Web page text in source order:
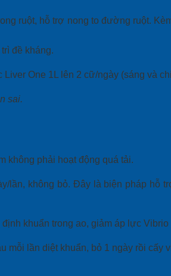
ruột, hỗ trợ nong to đường ruột.
đề kháng.
One 1L lên 2 cữ/ngày (sáng và
sai.
không phải hoạt động quá tải.
lần, không bỏ. Đây là biện pháp hỗ
khuẩn trong ao, giảm áp lực Vibrio
mỗi lần diệt khuẩn, bỏ 1 ngày rồi cấy